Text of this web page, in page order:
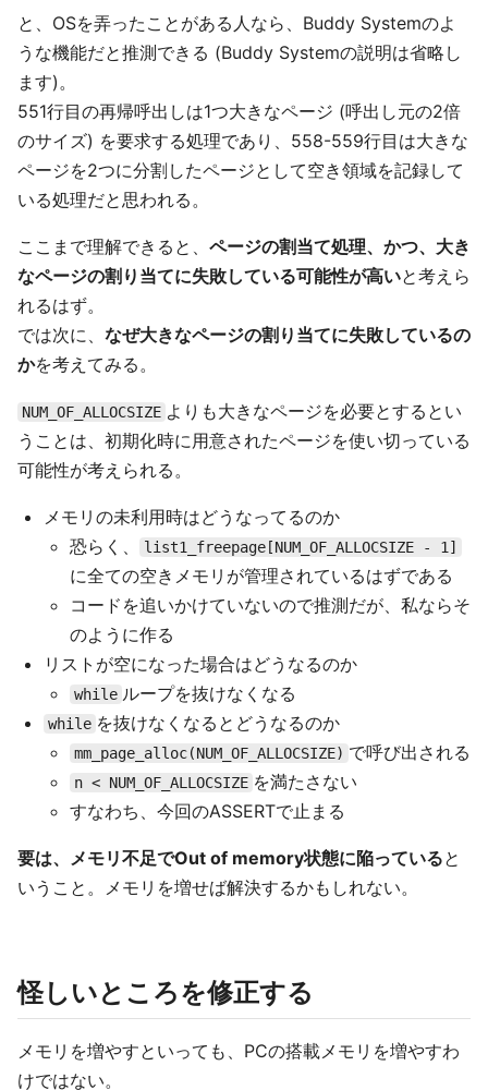
と、OSを弄ったことがある人なら、Buddy Systemのよ
うな機能だと推測できる (Buddy Systemの説明は省略し
ます)。
551行目の再帰呼出しは1つ大きなページ (呼出し元の2倍
のサイズ) を要求する処理であり、558-559行目は大きな
ページを2つに分割したページとして空き領域を記録して
いる処理だと思われる。
ここまで理解できると、 ページの割当て処理、かつ、大き
なページの割り当てに失敗している可能性が高いと考えら
れるはず。
では次に、 なぜ大きなページの割り当てに失敗しているの
かを考えてみる。
NUM_OF_ALLOCSIZE よりも大きなページを必要とするとい
うことは、初期化時に用意されたページを使い切っている
可能性が考えられる。
メモリの未利用時はどうなってるのか
恐らく、
list1_freepage[NUM_OF_ALLOCSIZE - 1]
に全ての空きメモリが管理されているはずである
コードを追いかけていないので推測だが、私ならそ
のように作る
リストが空になった場合はどうなるのか
while ループを抜けなくなる
while を抜けなくなるとどうなるのか
mm_page_alloc(NUM_OF_ALLOCSIZE) で呼び出される
n < NUM_OF_ALLOCSIZE を満たさない
すなわち、今回のASSERTで止まる
要は、メモリ不足でOut of memory状態に陥っていると
いうこと。メモリを増せば解決するかもしれない。
怪しいところを修正する
メモリを増やすといっても、PCの搭載メモリを増やすわ
けではない。